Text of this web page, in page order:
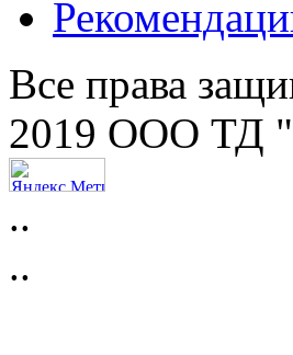
Все права
2019 ООО ТД
..
..